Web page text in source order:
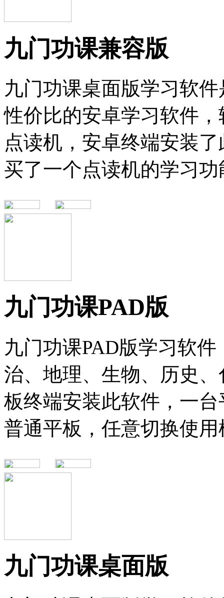
九门功课兼容版
九门功课桌面版学习软
性价比的安卓学习软件
点读机，安卓终端安装
买了一个点读机的学习
九门功课PAD版
九门功课PAD版学习软
治、地理、生物、历史
板终端安装此软件，一
普通平板，任意切换使用
九门功课桌面版